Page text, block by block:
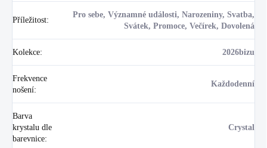
Příležitost:
Pro sebe, Významné události, Narozeniny, Svatba,
Svátek, Promoce, Večírek, Dovolená
Kolekce: 2026bizu
Frekvence
nošení:
Každodenní
Barva
krystalu dle
barevnice:
Crystal